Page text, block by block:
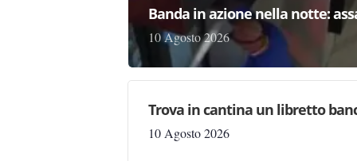
Banda in azione nella notte:
10 Agosto 2026
Trova in cantina un libretto
10 Agosto 2026